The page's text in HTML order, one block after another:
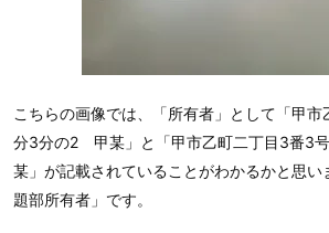
こちらの画像では、「所有者」として「甲
分3分の2 甲某」と「甲市乙町二丁目3番
某」が記載されていることがわかるかと思い
題部所有者」です。